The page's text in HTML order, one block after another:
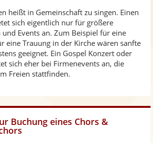
heißt in Gemeinschaft zu singen. Einen
sich eigentlich nur für größere
Events an. Zum Beispiel für eine
eine Trauung in der Kirche wären sanfte
geeignet. Ein Gospel Konzert oder
sich eher bei Firmenevents an, die
Freien stattfinden.
Buchung eines Chors &